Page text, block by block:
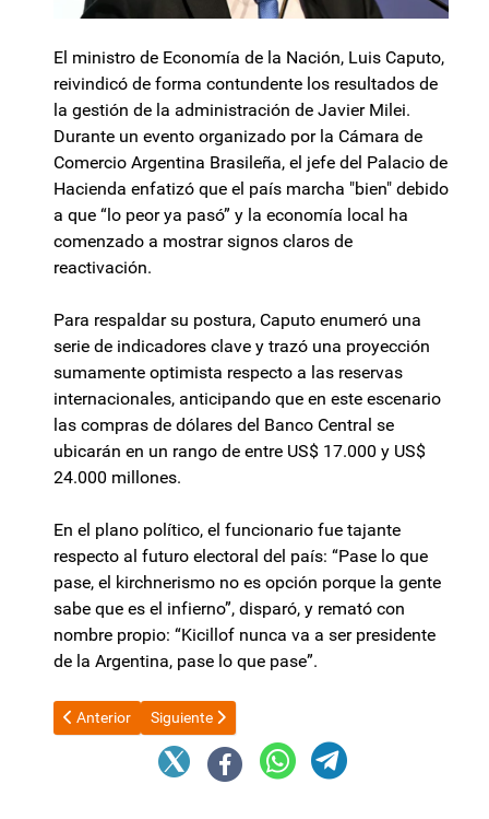
El ministro de Economía de la Nación, Luis Caputo,
reivindicó de forma contundente los resultados de
la gestión de la administración de Javier Milei.
Durante un evento organizado por la Cámara de
Comercio Argentina Brasileña, el jefe del Palacio de
Hacienda enfatizó que el país marcha "bien" debido
a que “lo peor ya pasó” y la economía local ha
comenzado a mostrar signos claros de
reactivación.
Para respaldar su postura, Caputo enumeró una
serie de indicadores clave y trazó una proyección
sumamente optimista respecto a las reservas
internacionales, anticipando que en este escenario
las compras de dólares del Banco Central se
ubicarán en un rango de entre US$ 17.000 y US$
24.000 millones.
En el plano político, el funcionario fue tajante
respecto al futuro electoral del país: “Pase lo que
pase, el kirchnerismo no es opción porque la gente
sabe que es el infierno”, disparó, y remató con
nombre propio: “Kicillof nunca va a ser presidente
de la Argentina, pase lo que pase”.
Artículo anterior: Raúl y Gobernadores del Norte Grande se
Anterior Artículo siguiente: Falta de identificación en calles
Siguiente